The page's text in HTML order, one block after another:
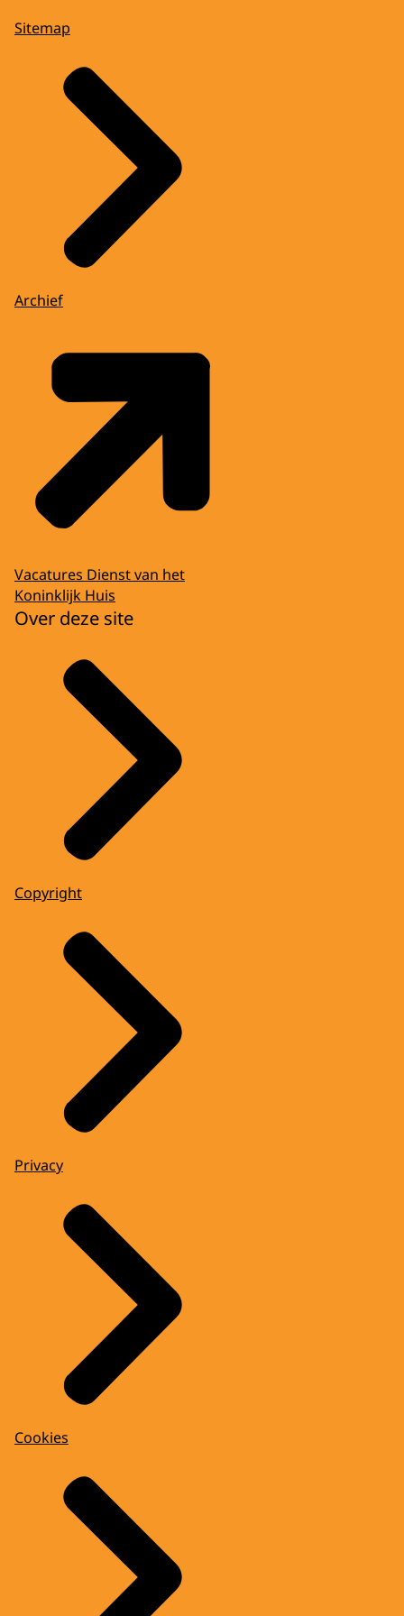
Sitemap
Archief
Vacatures Dienst van het
Koninklijk Huis
Over deze site
Copyright
Privacy
Cookies